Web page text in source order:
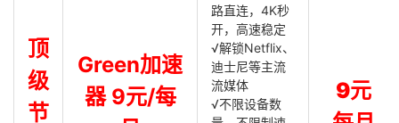
顶
级
节
Green加速
器 9元/每
路直连，4K秒
开，高速稳定
√解锁Netflix、
迪士尼等主流
流媒体
√不限设备数
9元